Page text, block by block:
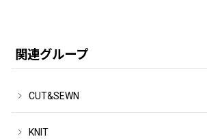
関連グループ
CUT&SEWN
KNIT